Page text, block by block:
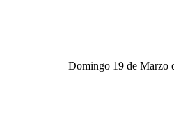
Domingo 19 de Marzo